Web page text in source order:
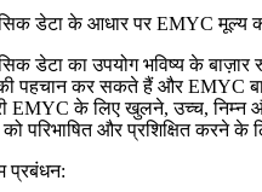
डेटा के आधार पर EMYC मूल्य का
डेटा का उपयोग भविष्य के
पहचान कर सकते हैं और EMYC
EMYC के लिए खुलने, उच्च, निम्न
परिभाषित और प्रशिक्षित करने के
प्रबंधन: